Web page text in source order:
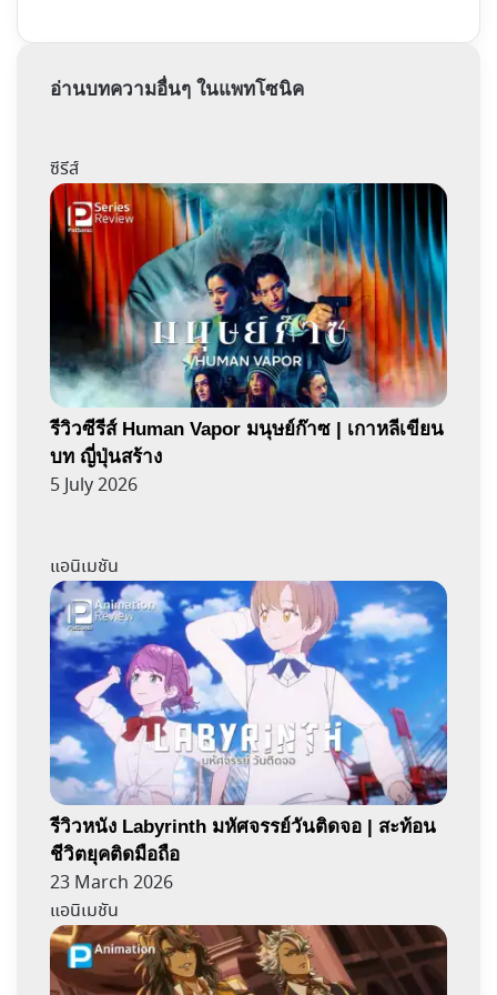
อ่านบทความอื่นๆ ในแพทโซนิค
ซีรีส์
รีวิวซีรีส์ Human Vapor มนุษย์ก๊าซ | เกาหลีเขียน
บท ญี่ปุ่นสร้าง
5 July 2026
แอนิเมชัน
รีวิวหนัง Labyrinth มหัศจรรย์วันติดจอ | สะท้อน
ชีวิตยุคติดมือถือ
23 March 2026
แอนิเมชัน